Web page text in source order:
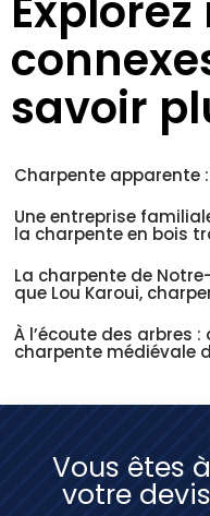
savoir
Charpente apparente
Une entreprise
la charpente en bois
La charpente de
que Lou Karoui,
À l’écoute des arbres
charpente médiévale
Vous êtes
votre